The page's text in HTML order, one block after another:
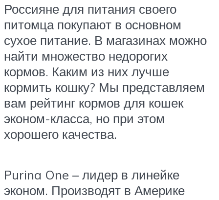
Россияне для питания своего
питомца покупают в основном
сухое питание. В магазинах можно
найти множество недорогих
кормов. Каким из них лучше
кормить кошку? Мы представляем
вам рейтинг кормов для кошек
эконом-класса, но при этом
хорошего качества.
Purina One – лидер в линейке
эконом. Производят в Америке